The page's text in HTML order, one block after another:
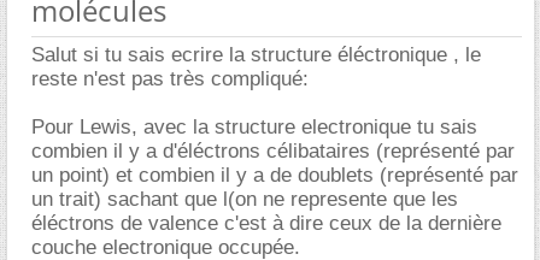
molécules
Salut si tu sais ecrire la structure éléctronique , le
reste n'est pas très compliqué:
Pour Lewis, avec la structure electronique tu sais
combien il y a d'éléctrons célibataires (représenté par
un point) et combien il y a de doublets (représenté par
un trait) sachant que l(on ne represente que les
éléctrons de valence c'est à dire ceux de la dernière
couche electronique occupée.